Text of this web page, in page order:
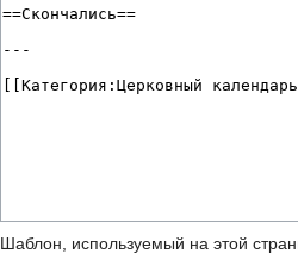
Шаблон, используемый на этой